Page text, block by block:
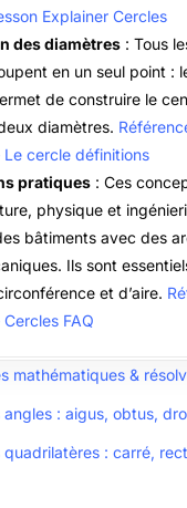
Explainer Cercles
des diamètres : Tous
en un seul point :
de construire le
diamètres.
Le cercle définitions
pratiques : Ces
physique et
bâtiments avec des
Ils sont
et d’aire.
FAQ
mathématiques &
angles : aigus, obtus,
quadrilatères : carré,